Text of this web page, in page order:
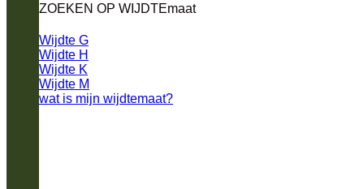
ZOEKEN OP WIJDTEmaat
Wijdte G
Wijdte H
Wijdte K
Wijdte M
wat is mijn wijdtemaat?